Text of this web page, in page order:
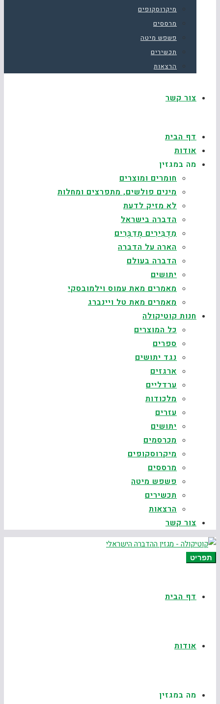
מיקרוסקופים
מרססים
פשפש מיטה
תכשירים
הרצאות
צור קשר
דף הבית
אודות
מה במגזין
חומרים ומוצרים
מינים פולשים, מתפרצים ומחלות
לא מזיק לדעת
הדברה בישראל
מַדְבִּירִים מְדַבְּרִים
הארה על הדברה
הדברה בעולם
יתושים
מאמרים מאת עמוס וילמובסקי
מאמרים מאת טל ויינברג
חנות קוטיקולה
כל המוצרים
ספרים
נגד יתושים
ארגזים
ערדליים
מלכודות
עזרים
יתושים
מכרסמים
מיקרוסקופים
מרססים
פשפש מיטה
תכשירים
הרצאות
צור קשר
תפריט
דף הבית
אודות
מה במגזין